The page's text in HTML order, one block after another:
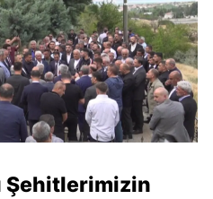
Şehitlerimizin